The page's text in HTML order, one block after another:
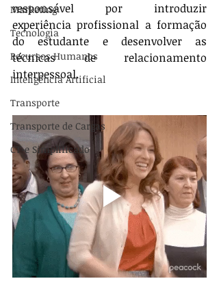
Marketing
Tecnologia
Recursos Humanos
Inteligência Artificial
Transporte
Transporte de Cargas
CT-e Simplificado
responsável por introduzir
experiência profissional a formação
do estudante e desenvolver as
técnicas de relacionamento
interpessoal.